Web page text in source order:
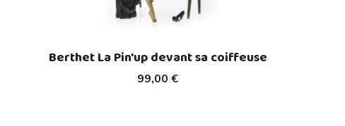
99,00 €
Berthet La Pin'up devant sa coiffeuse